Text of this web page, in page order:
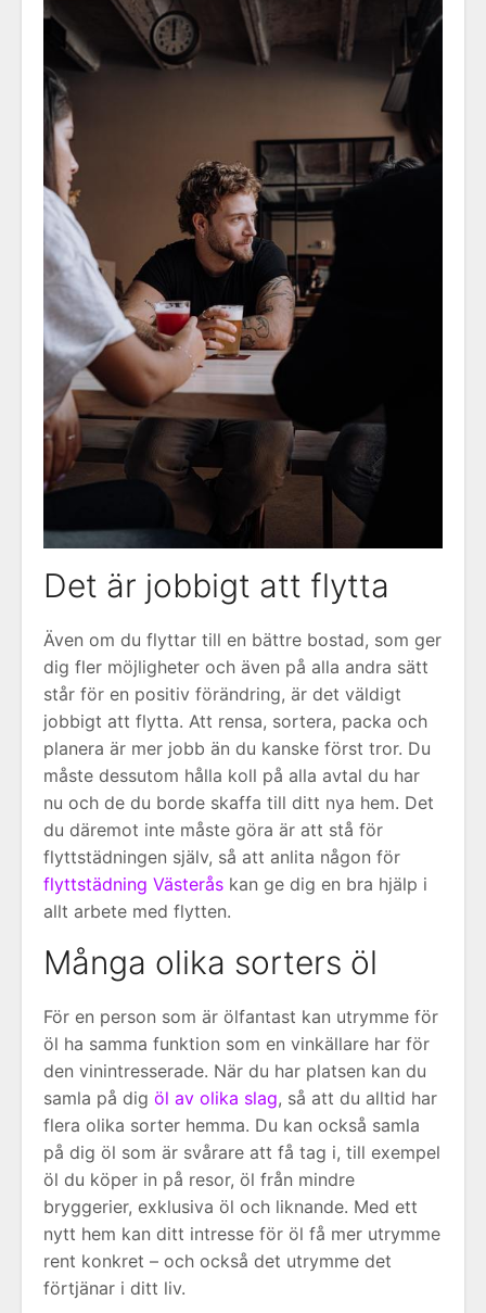
Det är jobbigt att flytta
Även om du flyttar till en bättre bostad, som ger
dig fler möjligheter och även på alla andra sätt
står för en positiv förändring, är det väldigt
jobbigt att flytta. Att rensa, sortera, packa och
planera är mer jobb än du kanske först tror. Du
måste dessutom hålla koll på alla avtal du har
nu och de du borde skaffa till ditt nya hem. Det
du däremot inte måste göra är att stå för
flyttstädningen själv, så att anlita någon för
flyttstädning Västerås kan ge dig en bra hjälp i
allt arbete med flytten.
Många olika sorters öl
För en person som är ölfantast kan utrymme för
öl ha samma funktion som en vinkällare har för
den vinintresserade. När du har platsen kan du
samla på dig öl av olika slag, så att du alltid har
flera olika sorter hemma. Du kan också samla
på dig öl som är svårare att få tag i, till exempel
öl du köper in på resor, öl från mindre
bryggerier, exklusiva öl och liknande. Med ett
nytt hem kan ditt intresse för öl få mer utrymme
rent konkret – och också det utrymme det
förtjänar i ditt liv.